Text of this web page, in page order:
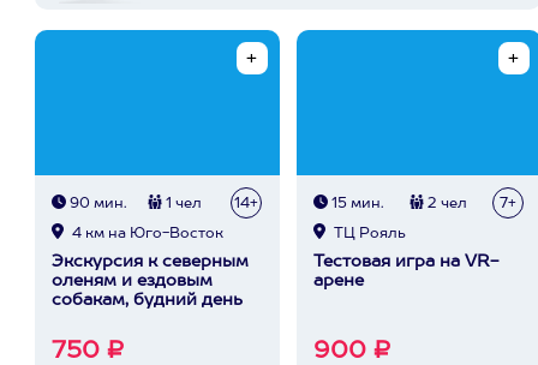
90 мин. 1 чел 14+
4 км на Юго-Восток
Экскурсия к северным
оленям и ездовым
собакам, будний день
750 ₽
15 мин. 2 чел 7+
ТЦ Рояль
Тестовая игра на VR-
арене
900 ₽